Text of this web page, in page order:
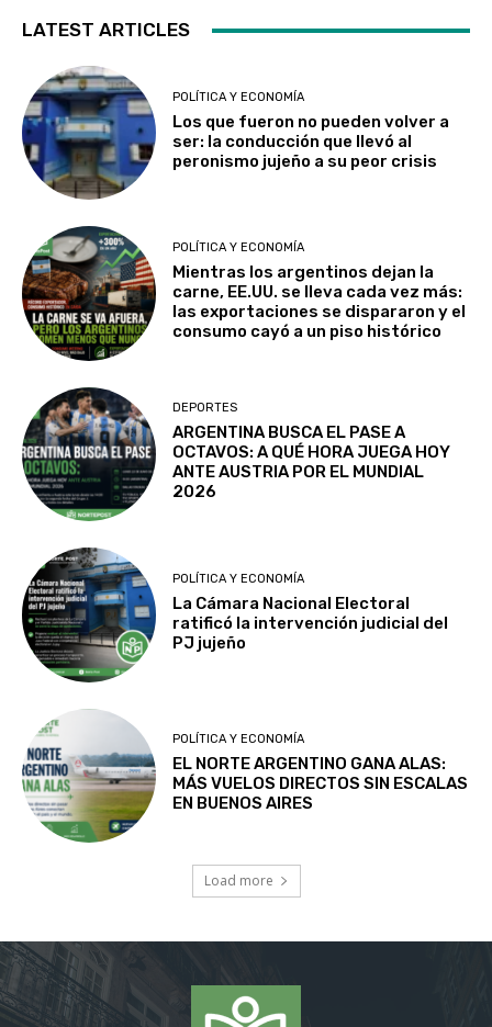
LATEST ARTICLES
POLÍTICA Y ECONOMÍA
Los que fueron no pueden volver a
ser: la conducción que llevó al
peronismo jujeño a su peor crisis
POLÍTICA Y ECONOMÍA
Mientras los argentinos dejan la
carne, EE.UU. se lleva cada vez más:
las exportaciones se dispararon y el
consumo cayó a un piso histórico
DEPORTES
ARGENTINA BUSCA EL PASE A
OCTAVOS: A QUÉ HORA JUEGA HOY
ANTE AUSTRIA POR EL MUNDIAL
2026
POLÍTICA Y ECONOMÍA
La Cámara Nacional Electoral
ratificó la intervención judicial del
PJ jujeño
POLÍTICA Y ECONOMÍA
EL NORTE ARGENTINO GANA ALAS:
MÁS VUELOS DIRECTOS SIN ESCALAS
EN BUENOS AIRES
Load more